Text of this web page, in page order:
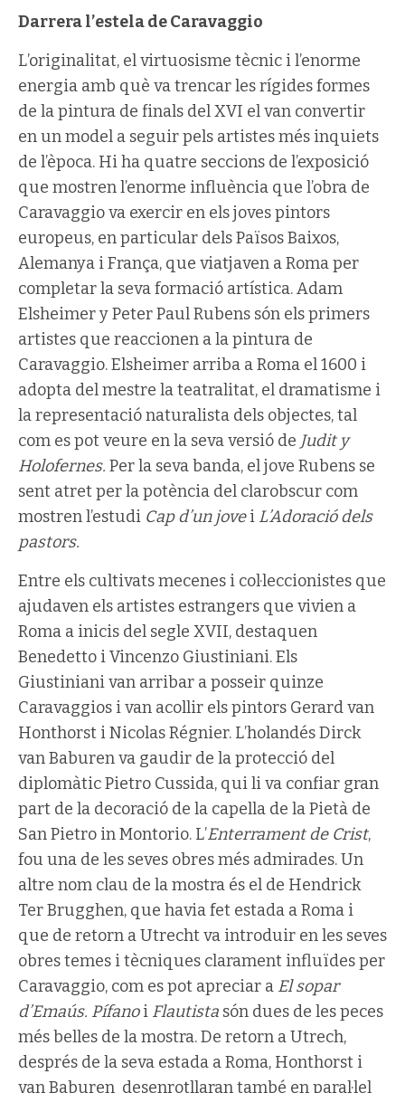
Darrera l’estela de Caravaggio
L’originalitat, el virtuosisme tècnic i l’enorme
energia amb què va trencar les rígides formes
de la pintura de finals del XVI el van convertir
en un model a seguir pels artistes més inquiets
de l’època. Hi ha quatre seccions de l’exposició
que mostren l’enorme influència que l’obra de
Caravaggio va exercir en els joves pintors
europeus, en particular dels Països Baixos,
Alemanya i França, que viatjaven a Roma per
completar la seva formació artística. Adam
Elsheimer y Peter Paul Rubens són els primers
artistes que reaccionen a la pintura de
Caravaggio. Elsheimer arriba a Roma el 1600 i
adopta del mestre la teatralitat, el dramatisme i
la representació naturalista dels objectes, tal
com es pot veure en la seva versió de Judit y
Holofernes. Per la seva banda, el jove Rubens se
sent atret per la potència del clarobscur com
mostren l’estudi Cap d’un jovei L’Adoració dels
pastors.
Entre els cultivats mecenes i col·leccionistes que
ajudaven els artistes estrangers que vivien a
Roma a inicis del segle XVII, destaquen
Benedetto i Vincenzo Giustiniani. Els
Giustiniani van arribar a posseir quinze
Caravaggios i van acollir els pintors Gerard van
Honthorst i Nicolas Régnier. L’holandés Dirck
van Baburen va gaudir de la protecció del
diplomàtic Pietro Cussida, qui li va confiar gran
part de la decoració de la capella de la Pietà de
San Pietro in Montorio. L’Enterrament de Crist,
fou una de les seves obres més admirades. Un
altre nom clau de la mostra és el de Hendrick
Ter Brugghen, que havia fet estada a Roma i
que de retorn a Utrecht va introduir en les seves
obres temes i tècniques clarament influïdes per
Caravaggio, com es pot apreciar a El sopar
d’Emaús. Pífanoi Flautista són dues de les peces
més belles de la mostra. De retorn a Utrech,
després de la seva estada a Roma, Honthorst i
van Baburen desenrotllaran també en paral·lel